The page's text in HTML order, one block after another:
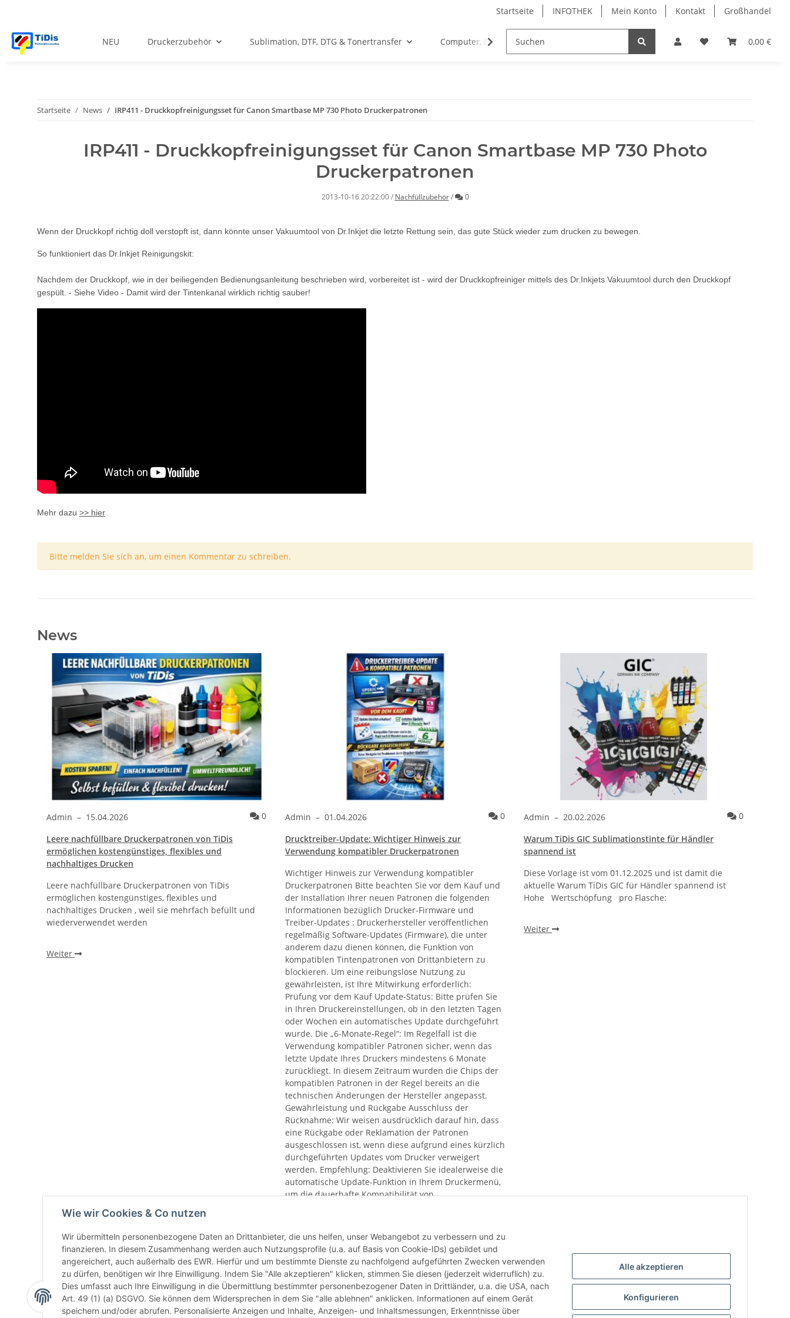
Startseite INFOTHEK Mein Konto Kontakt Großhandel
0,00 €
NEU Druckerzubehör Sublimation, DTF, DTG & Tonertransfer Computer, Drucker & Bürobedarf PVC Kartendrucker & Zubehör TiDis
Startseite News IRP411 - Druckkopfreinigungsset für Canon Smartbase MP 730 Photo Druckerpatronen
IRP411 - Druckkopfreinigungsset für Canon Smartbase MP 730 Photo
Druckerpatronen
2013-10-16 20:22:00 / Nachfüllzubehör / Kommentare
0
Wenn der Druckkopf richtig doll verstopft ist, dann könnte unser Vakuumtool von Dr.Inkjet die letzte Rettung sein, das gute Stück wieder zum drucken zu bewegen.
So funktioniert das Dr.Inkjet Reinigungskit:
Nachdem der Druckkopf, wie in der beiliegenden Bedienungsanleitung beschrieben wird, vorbereitet ist - wird der Druckkopfreiniger mittels des Dr.Inkjets Vakuumtool durch den Druckkopf
gespült. - Siehe Video - Damit wird der Tintenkanal wirklich richtig sauber!
Mehr dazu >> hier
x
Bitte melden Sie sich an, um einen Kommentar zu schreiben.
News
Kommentare
Admin – 15.04.2026 Kommentare
0
Leere nachfüllbare Druckerpatronen von TiDis
ermöglichen kostengünstiges, flexibles und
nachhaltiges Drucken
Leere nachfüllbare Druckerpatronen von TiDis
ermöglichen kostengünstiges, flexibles und
nachhaltiges Drucken , weil sie mehrfach befüllt und
wiederverwendet werden
Weiter
Admin – 01.04.2026 Kommentare
0
Drucktreiber-Update: Wichtiger Hinweis zur
Verwendung kompatibler Druckerpatronen
Wichtiger Hinweis zur Verwendung kompatibler
Druckerpatronen Bitte beachten Sie vor dem Kauf und
der Installation Ihrer neuen Patronen die folgenden
Informationen bezüglich Drucker-Firmware und
Treiber-Updates : Druckerhersteller veröffentlichen
regelmäßig Software-Updates (Firmware), die unter
anderem dazu dienen können, die Funktion von
kompatiblen Tintenpatronen von Drittanbietern zu
blockieren. Um eine reibungslose Nutzung zu
gewährleisten, ist Ihre Mitwirkung erforderlich:
Prüfung vor dem Kauf Update-Status: Bitte prüfen Sie
in Ihren Druckereinstellungen, ob in den letzten Tagen
oder Wochen ein automatisches Update durchgeführt
wurde. Die „6-Monate-Regel“: Im Regelfall ist die
Verwendung kompatibler Patronen sicher, wenn das
letzte Update Ihres Druckers mindestens 6 Monate
zurückliegt. In diesem Zeitraum wurden die Chips der
kompatiblen Patronen in der Regel bereits an die
technischen Änderungen der Hersteller angepasst.
Gewährleistung und Rückgabe Ausschluss der
Rücknahme: Wir weisen ausdrücklich darauf hin, dass
eine Rückgabe oder Reklamation der Patronen
ausgeschlossen ist, wenn diese aufgrund eines kürzlich
durchgeführten Updates vom Drucker verweigert
werden. Empfehlung: Deaktivieren Sie idealerweise die
automatische Update-Funktion in Ihrem Druckermenü,
um die dauerhafte Kompatibilität von
geprüft haben und das Risiko einer Blockierung durch
aktuelle Hersteller-Software bekannt ist.
Weiter
Admin – 20.02.2026 Kommentare
0
Warum TiDis GIC Sublimationstinte für Händler
spannend ist
Diese Vorlage ist vom 01.12.2025 und ist damit die
aktuelle Warum TiDis GIC für Händler spannend ist
Hohe Wertschöpfung pro Flasche:
Weiter
Wie wir Cookies & Co nutzen
Wir übermitteln personenbezogene Daten an Drittanbieter, die uns helfen, unser Webangebot zu verbessern und zu
finanzieren. In diesem Zusammenhang werden auch Nutzungsprofile (u.a. auf Basis von Cookie-IDs) gebildet und
angereichert, auch außerhalb des EWR. Hierfür und um bestimmte Dienste zu nachfolgend aufgeführten Zwecken verwenden
zu dürfen, benötigen wir Ihre Einwilligung. Indem Sie "Alle akzeptieren" klicken, stimmen Sie diesen (jederzeit widerruflich) zu.
Dies umfasst auch Ihre Einwilligung in die Übermittlung bestimmter personenbezogener Daten in Drittländer, u.a. die USA, nach
Art. 49 (1) (a) DSGVO. Sie können dem Widersprechen in dem Sie "alle ablehnen" anklicken. Informationen auf einem Gerät
speichern und/oder abrufen. Personalisierte Anzeigen und Inhalte, Anzeigen- und Inhaltsmessungen, Erkenntnisse über
Alle akzeptieren
Konfigurieren